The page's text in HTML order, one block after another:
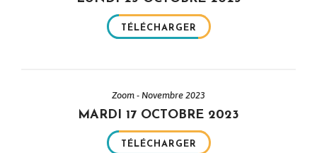
TÉLÉCHARGER
Zoom - Novembre 2023
MARDI 17 OCTOBRE 2023
TÉLÉCHARGER